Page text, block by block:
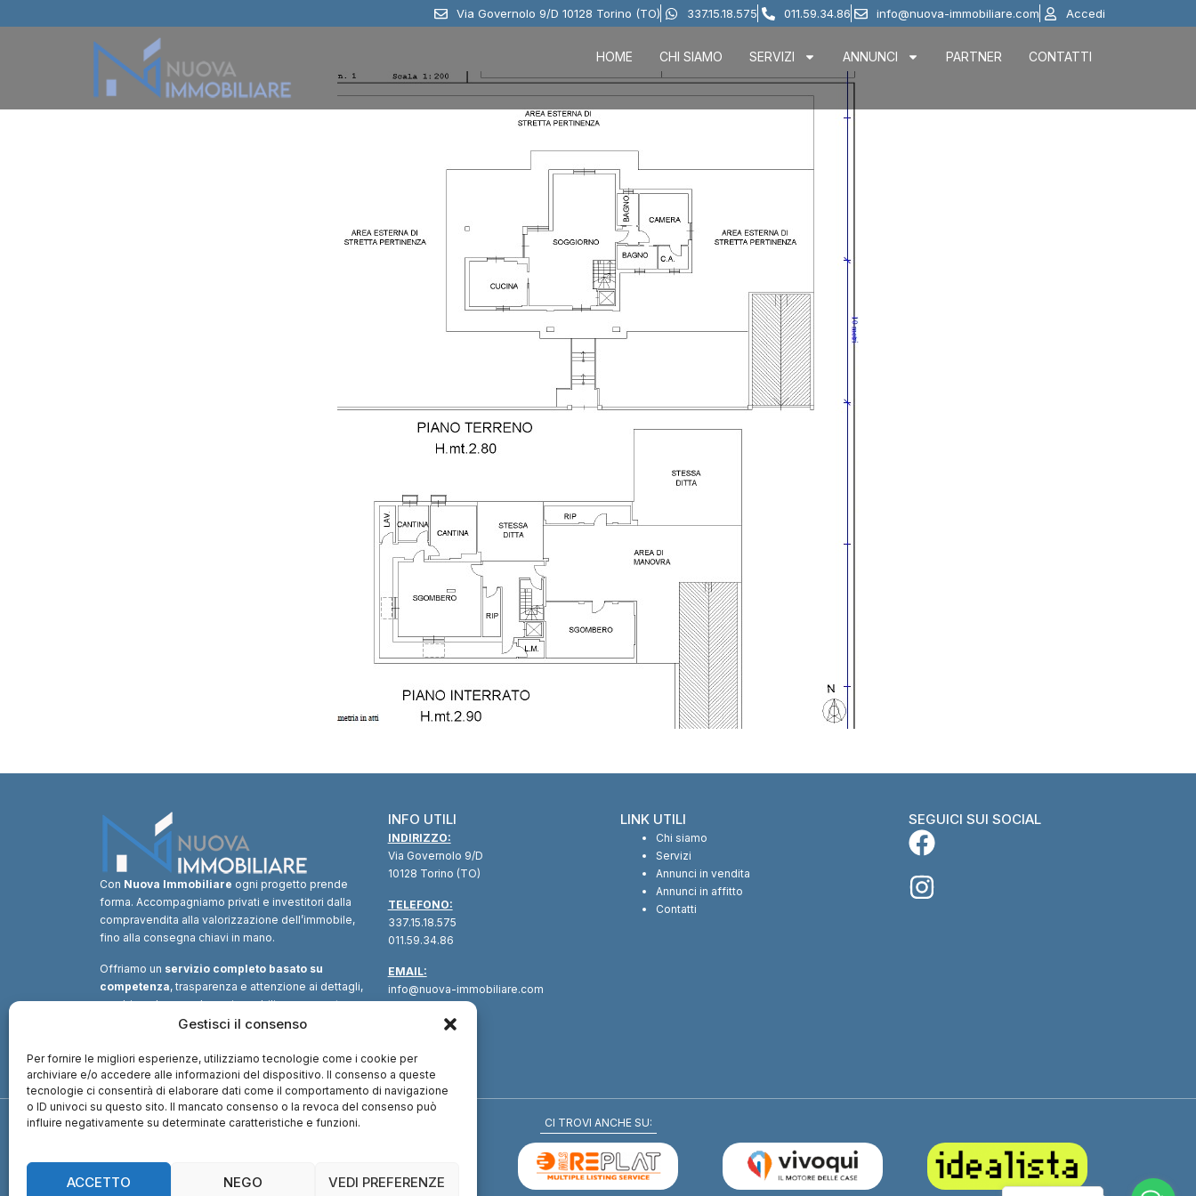
Gestisci il consenso
Per fornire le migliori esperienze, utilizziamo tecnologie come i cookie per
archiviare e/o accedere alle informazioni del dispositivo. Il consenso a queste
tecnologie ci consentirà di elaborare dati come il comportamento di navigazione
o ID univoci su questo sito. Il mancato consenso o la revoca del consenso può
influire negativamente su determinate caratteristiche e funzioni.
ACCETTO NEGO VEDI PREFERENZE
Via Governolo 9/D 10128 Torino (TO) 337.15.18.575 011.59.34.86 info@nuova-immobiliare.com Accedi
HOME CHI SIAMO SERVIZI ANNUNCI PARTNER CONTATTI
Con Nuova Immobiliare ogni progetto prende
forma. Accompagniamo privati e investitori dalla
compravendita alla valorizzazione dell’immobile,
fino alla consegna chiavi in mano.
Offriamo un servizio completo basato su
competenza, trasparenza e attenzione ai dettagli,
combinando consulenza immobiliare, supporto
tecnico e soluzioni finanziarie.Un unico
valore.
INFO UTILI
INDIRIZZO:
Via Governolo 9/D
10128 Torino (TO)
TELEFONO:
337.15.18.575
011.59.34.86
EMAIL:
info@nuova-immobiliare.com
LINK UTILI
Chi siamo
Servizi
Annunci in vendita
Annunci in affitto
Contatti
SEGUICI SUI SOCIAL
CI TROVI ANCHE SU: